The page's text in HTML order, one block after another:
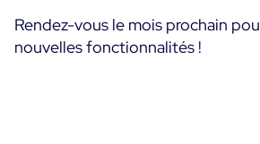
Rendez-vous le mois prochain
nouvelles fonctionnalités !